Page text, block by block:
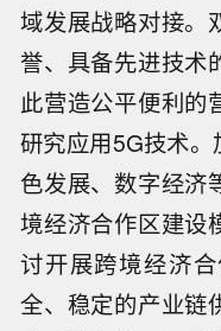
域发展战略对接。
誉、具备先进技术
此营造公平便利的
研究应用5G技术
色发展、数字经济
境经济合作区建设
讨开展跨境经济
全、稳定的产业链